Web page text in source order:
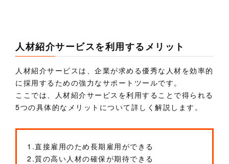
人材紹介サービスを利用するメリット
人材紹介サービスは、企業が求める優秀な人材を効率的
に採用するための強力なサポートツールです。
ここでは、人材紹介サービスを利用することで得られる
5つの具体的なメリットについて詳しく解説します。
1.直接雇用のため長期雇用ができる
2.質の高い人材の確保が期待できる